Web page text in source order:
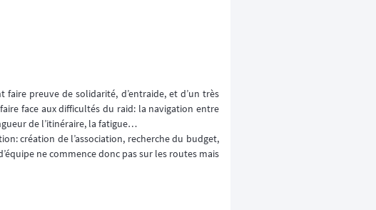
preuve de solidarité, d’entraide, et d’un très
face aux difficultés du raid: la navigation entre
de l’itinéraire, la fatigue…
création de l’association, recherche du budget,
ne commence donc pas sur les routes mais